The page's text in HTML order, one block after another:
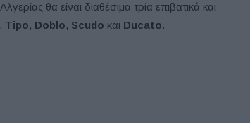
θα είναι διαθέσιμα τρία επιβατικά και
, Tipo, Doblo, Scudo και Ducato.